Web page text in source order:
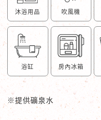
沐浴用品 吹風機
浴缸 房內冰箱
※提供礦泉水